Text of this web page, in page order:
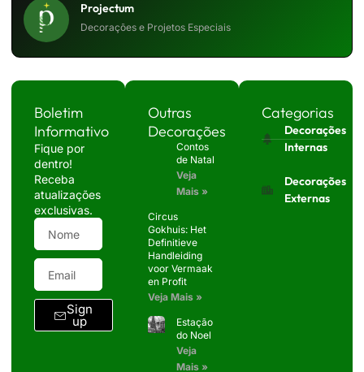
Projectum
Decorações e Projetos Especiais
Boletim
Informativo
Fique por
dentro!
Receba
atualizações
exclusivas.
Sign
up
Outras
Decorações
Contos
de Natal
Veja
Mais »
Circus
Gokhuis: Het
Definitieve
Handleiding
voor Vermaak
en Profit
Veja Mais »
Estação
do Noel
Veja
Mais »
Categorias
Decorações
Internas
Decorações
Externas